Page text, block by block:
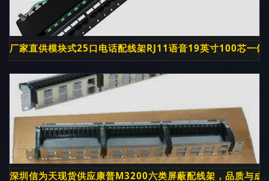
厂家直供模块式25口电话配线架RJ11语音19英寸100芯一
深圳信为天现货供应康普M3200六类屏蔽配线架，品质与成